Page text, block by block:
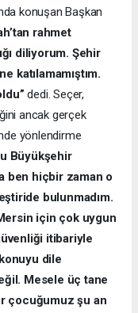
konuşan Başkan
rahmet
diliyorum. Şehir
katılamamıştım.
dedi. Seçer,
ancak gerçek
yönlendirme
Büyükşehir
ben hiçbir zaman o
bulunmadım.
için çok uygun
itibariyle
dile
Mesele üç tane
çocuğumuz şu an